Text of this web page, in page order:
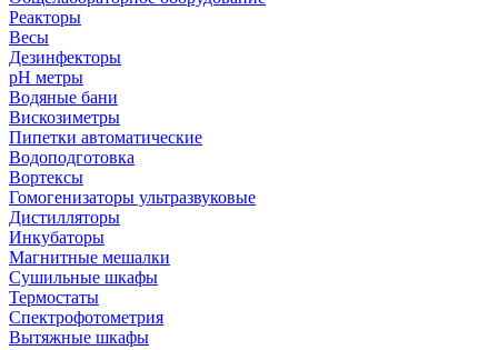
Реакторы
Весы
Дезинфекторы
рН метры
Водяные бани
Вискозиметры
Пипетки автоматические
Водоподготовка
Вортексы
Гомогенизаторы ультразвуковые
Дистилляторы
Инкубаторы
Магнитные мешалки
Сушильные шкафы
Термостаты
Спектрофотометрия
Вытяжные шкафы